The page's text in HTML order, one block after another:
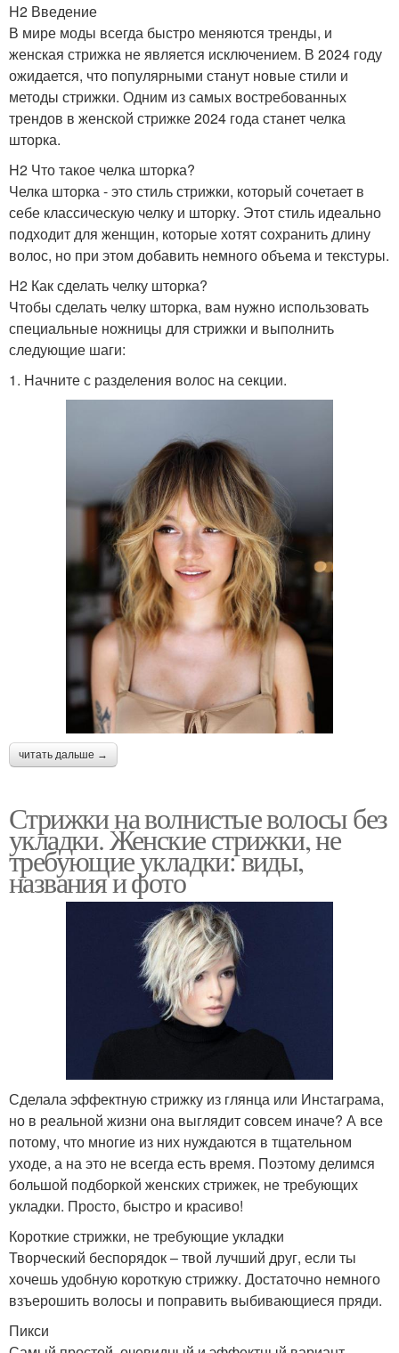
H2 Введение
В мире моды всегда быстро меняются тренды, и
женская стрижка не является исключением. В 2024 году
ожидается, что популярными станут новые стили и
методы стрижки. Одним из самых востребованных
трендов в женской стрижке 2024 года станет челка
шторка.
H2 Что такое челка шторка?
Челка шторка - это стиль стрижки, который сочетает в
себе классическую челку и шторку. Этот стиль идеально
подходит для женщин, которые хотят сохранить длину
волос, но при этом добавить немного объема и текстуры.
H2 Как сделать челку шторка?
Чтобы сделать челку шторка, вам нужно использовать
специальные ножницы для стрижки и выполнить
следующие шаги:
1. Начните с разделения волос на секции.
читать дальше →
Стрижки на волнистые волосы без
укладки. Женские стрижки, не
требующие укладки: виды,
названия и фото
Сделала эффектную стрижку из глянца или Инстаграма,
но в реальной жизни она выглядит совсем иначе? А все
потому, что многие из них нуждаются в тщательном
уходе, а на это не всегда есть время. Поэтому делимся
большой подборкой женских стрижек, не требующих
укладки. Просто, быстро и красиво!
Короткие стрижки, не требующие укладки
Творческий беспорядок – твой лучший друг, если ты
хочешь удобную короткую стрижку. Достаточно немного
взъерошить волосы и поправить выбивающиеся пряди.
Пикси